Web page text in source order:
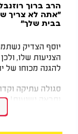
הרב ברוך
"אתה לא צריך
בבית שלך"
יוסף הצדיק
הצניעות שלו,
להגנה מכוחו של
סגולה עתיקה
ותראה ישועות!
כי כוחו של